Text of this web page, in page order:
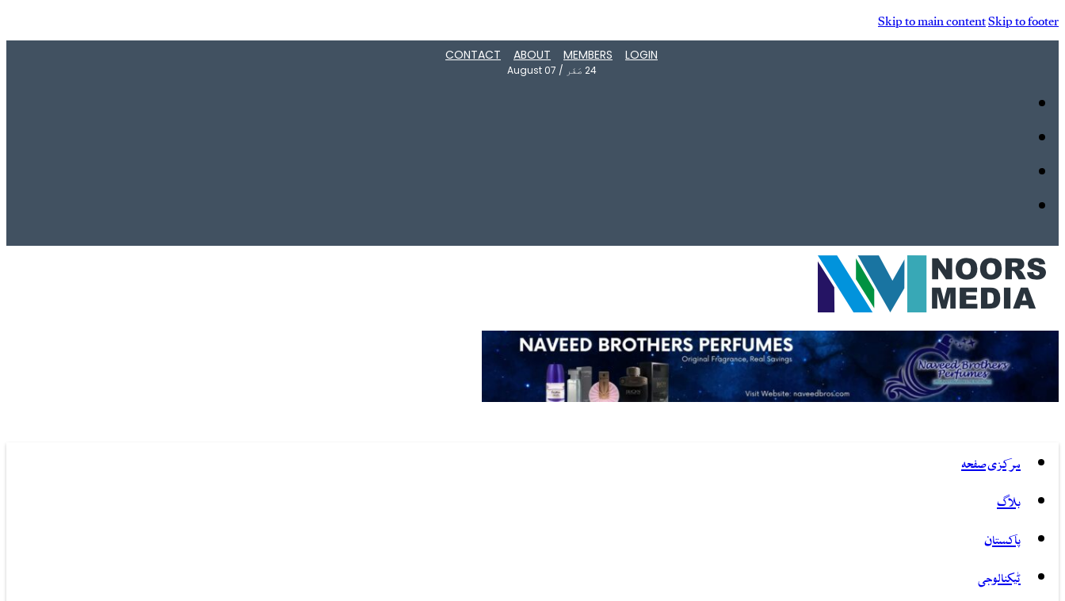
Skip to main contentSkip to footer
LOGIN
MEMBERS
ABOUT
CONTACT
24 صَفَر /
August 07
مرکزی صفحہ
بلاگ
پاکستان
ٹیکنالوجی